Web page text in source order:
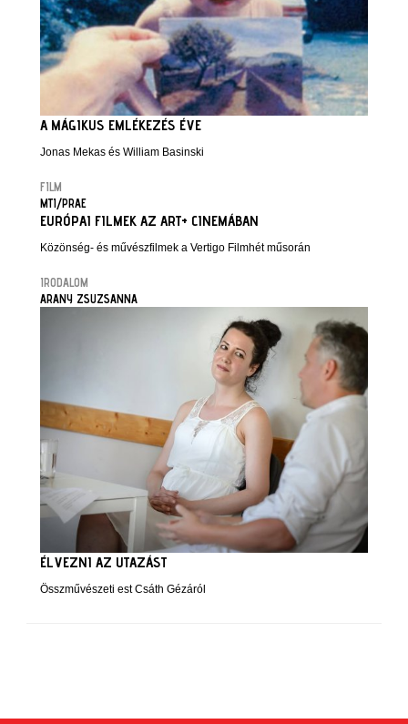
A MÁGIKUS EMLÉKEZÉS ÉVE
Jonas Mekas és William Basinski
FILM
MTI/PRAE
EURÓPAI FILMEK AZ ART+ CINEMÁBAN
Közönség- és művészfilmek a Vertigo Filmhét műsorán
IRODALOM
ARANY ZSUZSANNA
ÉLVEZNI AZ UTAZÁST
Összművészeti est Csáth Gézáról